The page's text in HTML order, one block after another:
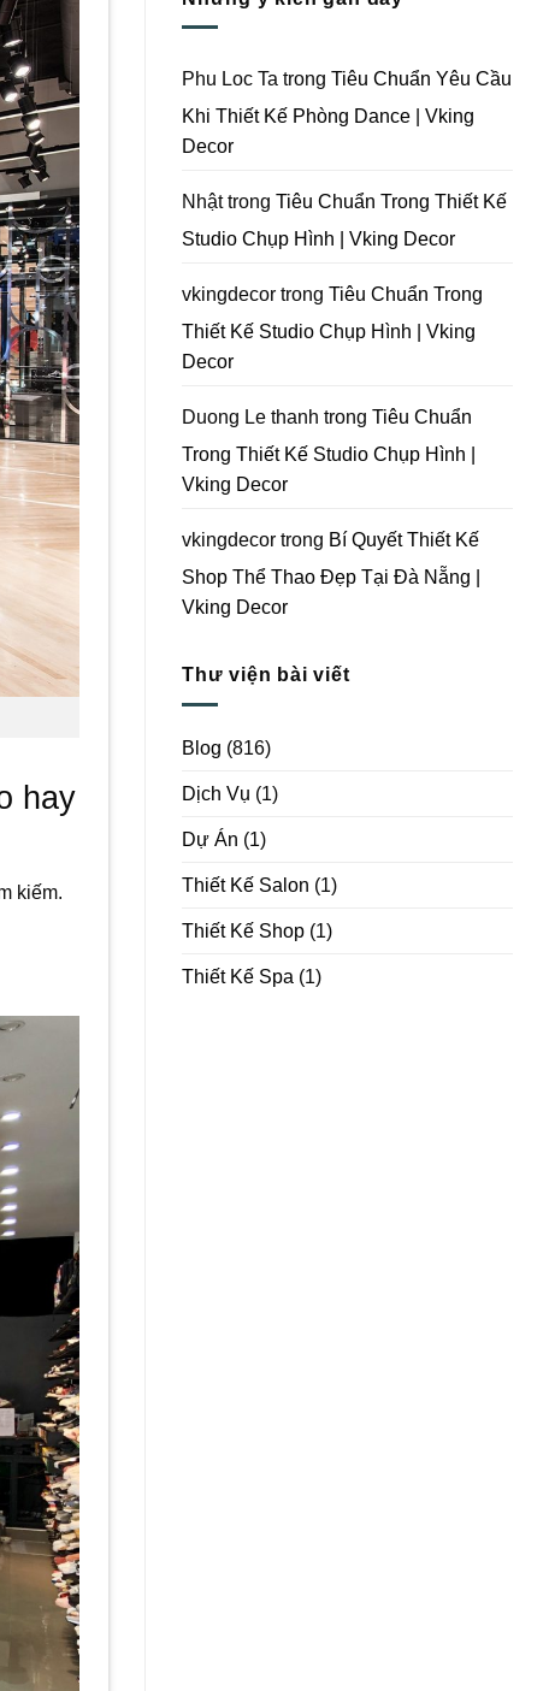
hay
kiếm.
Tại
Vking
Decor
Vking
ở
Tránh
Khi
Kế
Tại
Đà
Nẵng
|
Phu Loc Ta trong Tiêu Chuẩn Yêu Cầu
Khi Thiết Kế Phòng Dance | Vking
Decor
Nhậttrong Tiêu Chuẩn Trong Thiết Kế
Studio Chụp Hình | Vking Decor
vkingdecor trong Tiêu Chuẩn Trong
Thiết Kế Studio Chụp Hình | Vking
Decor
Duong Le thanh trong Tiêu Chuẩn
Trong Thiết Kế Studio Chụp Hình |
Vking Decor
vkingdecor trong Bí Quyết Thiết Kế
Shop Thể Thao Đẹp Tại Đà Nẵng |
Vking Decor
Thư viện bài viết
Blog (816)
Dịch Vụ (1)
Dự Án (1)
Thiết Kế Salon (1)
Thiết Kế Shop (1)
Thiết Kế Spa (1)